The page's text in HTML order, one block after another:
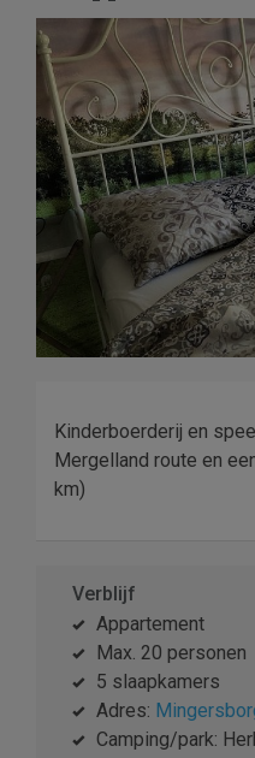
Kinderboerderij en
Mergelland route en
km)
Verblijf
Appartement
Max. 20 personen
5 slaapkamers
Adres:
Camping/park: